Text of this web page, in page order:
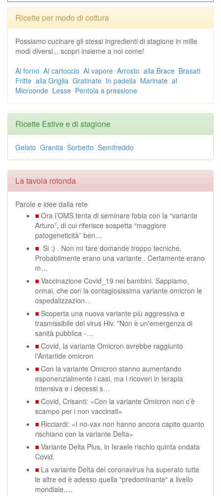
Ricette per modo di cottura
Possiamo cucinare gli stessi ingredienti di stagione in mille
modi diversi... scopri insieme a noi come!
Al forno Al cartoccio Al vapore Arrosto alla Brace Brasati
Fritte alla Griglia Gratinate In padella Marinate al
Microonde Lesse Pentola a pressione
Ricette Estive e di stagione
Gelato Granita Sorbetto Semifreddo
La tavola rotonda
Parole e idee dalla rete
■ Ora l’OMS tenta di seminare fobia con la “variante
Arturo”, di cui riferisce sospetta “maggiore
patogeneticità” ben…
■ Si :) . Non mi fare domande troppo tecniche.
Probabilmente erano una variante . Certamente erano
m…
■ Vaccinazione Covid_19 nei bambini. Sappiamo,
ormai, che con la contagiosissima variante omicron le
ospedalizzazion…
■ Scoperta una nuova variante più aggressiva e
trasmissibile del virus Hiv. "Non è un'emergenza di
sanità pubblica -…
■ Covid, la variante Omicron avrebbe raggiunto
l'Antartide omicron
■ Con la variante Omicron stanno aumentando
esponenzialmente i casi, ma i ricoveri in terapia
intensiva e i decessi s…
■ Covid, Crisanti: «Con la variante Omicron non c’è
scampo per i non vaccinati»
■ Ricciardi: «I no-vax non hanno ancora capito quanto
rischiano con la variante Delta»
■ Variante Delta Plus, in Israele rischio quinta ondata
Covid.
■ La variante Delta del coronavirus ha superato tutte
le altre ed è adesso quella "predominante" a livello
mondiale.…